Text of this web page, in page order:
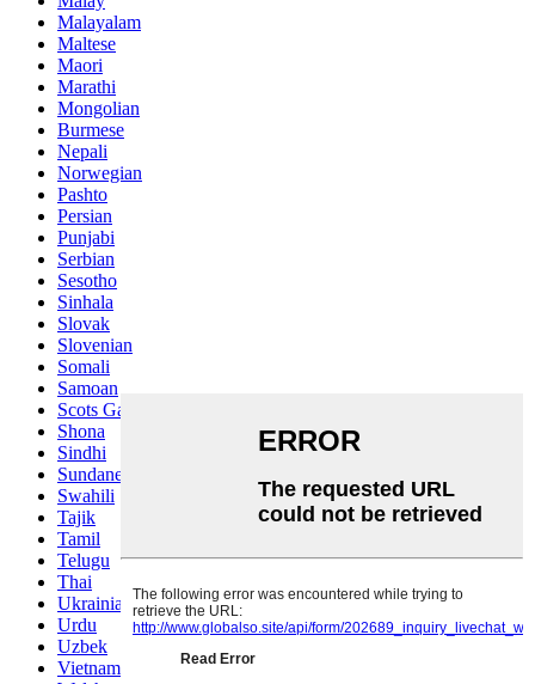
Malayalam
Maltese
Maori
Marathi
Mongolian
Burmese
Nepali
Norwegian
Pashto
Persian
Punjabi
Serbian
Sesotho
Sinhala
Slovak
Slovenian
Somali
Samoan
Scots Gaelic
Shona
Sindhi
Sundanese
Swahili
Tajik
Tamil
Telugu
Thai
Ukrainian
Urdu
Uzbek
Vietnamese